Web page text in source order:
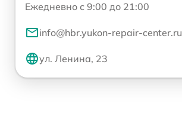
Ежедневно с 9:00 до 21:00
info@hbr.yukon-repair-center.ru
ул. Ленина, 23